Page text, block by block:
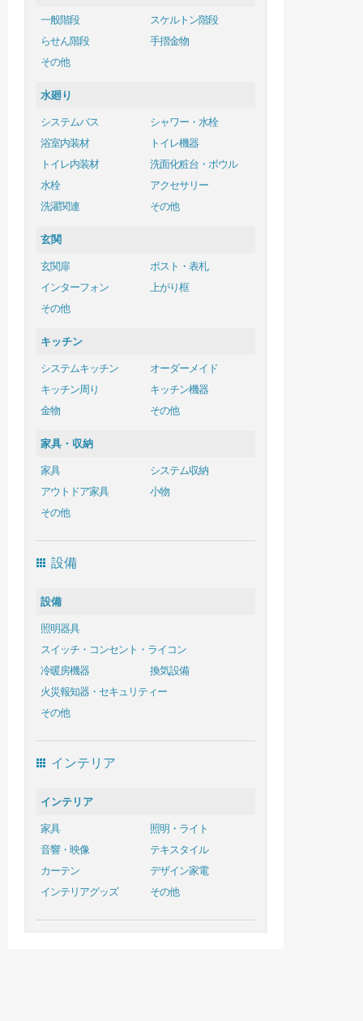
一般階段
スケルトン階段
らせん階段
手摺金物
その他
水廻り
システムバス
シャワー・水栓
浴室内装材
トイレ機器
トイレ内装材
洗面化粧台・ボウル
水栓
アクセサリー
洗濯関連
その他
玄関
玄関扉
ポスト・表札
インターフォン
上がり框
その他
キッチン
システムキッチン
オーダーメイド
キッチン周り
キッチン機器
金物
その他
家具・収納
家具
システム収納
アウトドア家具
小物
その他
設備
設備
照明器具
スイッチ・コンセント・ライコン
冷暖房機器
換気設備
火災報知器・セキュリティー
その他
インテリア
インテリア
家具
照明・ライト
音響・映像
テキスタイル
カーテン
デザイン家電
インテリアグッズ
その他